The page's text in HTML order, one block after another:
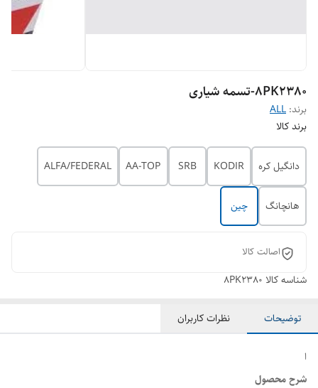
8PK2380-تسمه شیاری
برند: ALL
برند کالا
دانگیل کره KODIR
SRB
AA-TOP
ALFA/FEDERAL
هانچانگ چین
اصالت کالا
شناسه کالا 8PK2380
توضیحات نظرات کاربران
ا
شرح محصول